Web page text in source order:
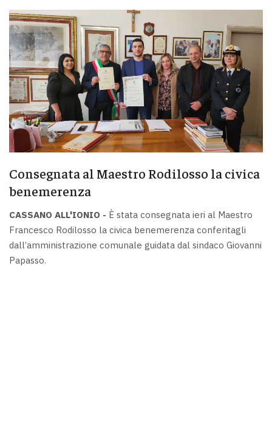
Consegnata al Maestro Rodilosso la civica
benemerenza
CASSANO ALL'IONIO - È stata consegnata ieri al Maestro
Francesco Rodilosso la civica benemerenza conferitagli
dall’amministrazione comunale guidata dal sindaco Giovanni
Papasso.